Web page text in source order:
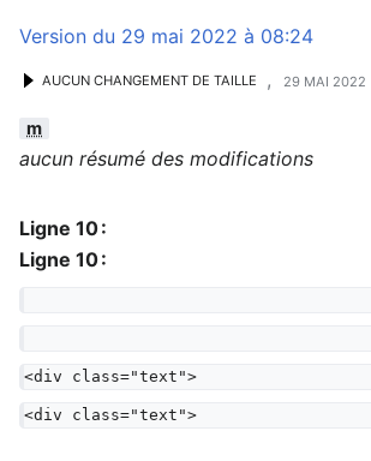
Version du 29 mai 2022 à 08:24
AUCUN CHANGEMENT DE TAILLE , 29 MAI 2022
m
aucun résumé des modifications
Ligne 10 :
Ligne 10 :
<div class="text">
<div class="text">